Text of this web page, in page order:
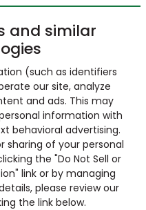
and similar
(such as identifiers
our site, analyze
and ads. This may
information with
behavioral advertising.
sharing of your personal
the "Do Not Sell or
link or by managing
please review our
the link below.